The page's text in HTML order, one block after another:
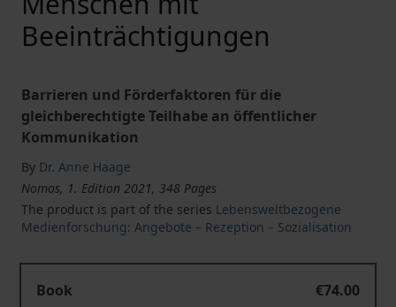
Beeinträchtigungen
Barrieren und Förderfaktoren für die
gleichberechtigte Teilhabe an öffentlicher
Kommunikation
By Dr. Anne Haage
Nomos, 1. Edition 2021, 348 Pages
The product is part of the series Lebensweltbezogene
Medienforschung: Angebote – Rezeption – Sozialisation
Book
€74.00